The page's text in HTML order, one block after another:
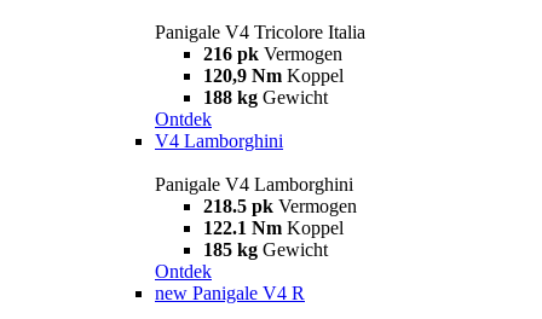
Panigale V4 Tricolore Italia
216 pk Vermogen
120,9 Nm Koppel
188 kg Gewicht
Ontdek
V4 Lamborghini
Panigale V4 Lamborghini
218.5 pk Vermogen
122.1 Nm Koppel
185 kg Gewicht
Ontdek
new Panigale V4 R